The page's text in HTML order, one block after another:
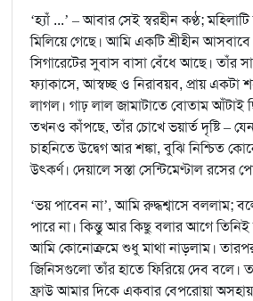
‘হ্যাঁ ...’ – আবার সেই স্বরহীন কণ্ঠ;
মিলিয়ে গেছে। আমি একটি শ্রীহীন আসবাবে
সিগারেটের সুবাস বাসা বেঁধে আছে।
ফ্যাকাসে, আস্বচ্ছ ও নিরাবয়ব, প্রায়
লাগল। গাঢ় লাল জামাটাতে বোতাম আঁটাই
তখনও কাঁপছে, তাঁর চোখে ভয়ার্ত দৃষ্টি –
চাহনিতে উদ্বেগ আর শঙ্কা, বুঝি নিশ্চিত
উৎকর্ণ। দেয়ালে সস্তা সেন্টিমেণ্টাল
‘ভয় পাবেন না’, আমি রুদ্ধশ্বাসে
পারে না। কিন্তু আর কিছু বলার আগে
আমি কোনোক্রমে শুধু মাথা নাড়লাম।
জিনিসগুলো তাঁর হাতে ফিরিয়ে দেব বলে।
ফ্রাউ আমার দিকে একবার বেপরোয়া অসহায়